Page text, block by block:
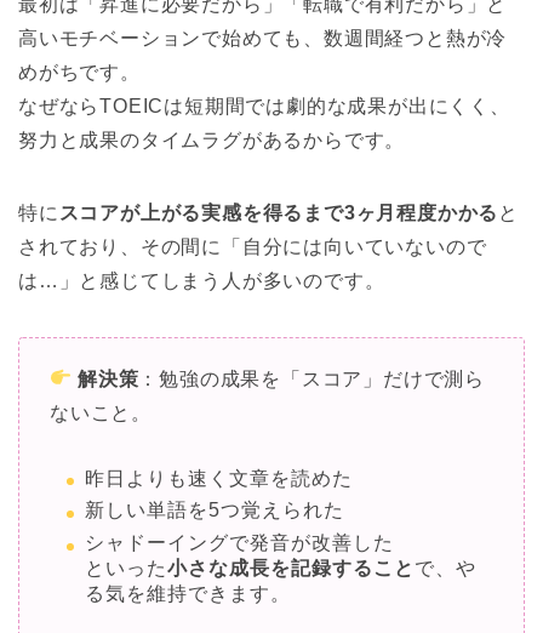
高いモチベーションで始めても、数週間経つと熱が冷
めがちです。
なぜならTOEICは短期間では劇的な成果が出にくく、
努力と成果のタイムラグがあるからです。
特に スコアが上がる実感を得るまで3ヶ月程度かかる と
されており、その間に「自分には向いていないので
は…」と感じてしまう人が多いのです。
解決策 ：勉強の成果を「スコア」だけで測ら
ないこと。
昨日よりも速く文章を読めた
新しい単語を5つ覚えられた
シャドーイングで発音が改善した
といった小さな成長を記録すること で、や
る気を維持できます。